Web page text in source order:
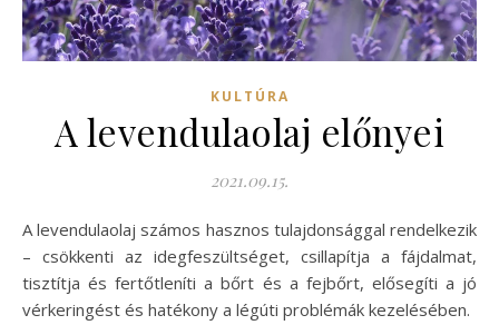
KULTÚRA
A levendulaolaj előnyei
2021.09.15.
A levendulaolaj számos hasznos tulajdonsággal rendelkezik
– csökkenti az idegfeszültséget, csillapítja a fájdalmat,
tisztítja és fertőtleníti a bőrt és a fejbőrt, elősegíti a jó
vérkeringést és hatékony a légúti problémák kezelésében.